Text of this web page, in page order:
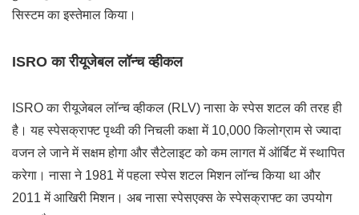
सिस्टम का इस्तेमाल किया।
ISRO का रीयूजेबल लॉन्च व्हीकल
ISRO का रीयूजेबल लॉन्च व्हीकल (RLV) नासा के स्पेस शटल की तरह ही
है। यह स्पेसक्राफ्ट पृथ्वी की निचली कक्षा में 10,000 किलोग्राम से ज्यादा
वजन ले जाने में सक्षम होगा और सैटेलाइट को कम लागत में ऑर्बिट में स्थापित
करेगा। नासा ने 1981 में पहला स्पेस शटल मिशन लॉन्च किया था और
2011 में आखिरी मिशन। अब नासा स्पेसएक्स के स्पेसक्राफ्ट का उपयोग